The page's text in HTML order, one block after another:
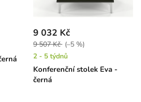
Konferenční stolek Eva -
černá
9 032 Kč
9 507 Kč (–5 %)
2 - 5 týdnů